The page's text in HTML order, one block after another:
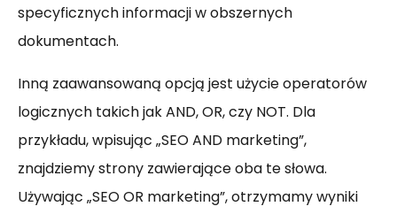
specyficznych informacji w obszernych
dokumentach.
Inną zaawansowaną opcją jest użycie operatorów
logicznych takich jak AND, OR, czy NOT. Dla
przykładu, wpisując „SEO AND marketing”,
znajdziemy strony zawierające oba te słowa.
Używając „SEO OR marketing”, otrzymamy wyniki